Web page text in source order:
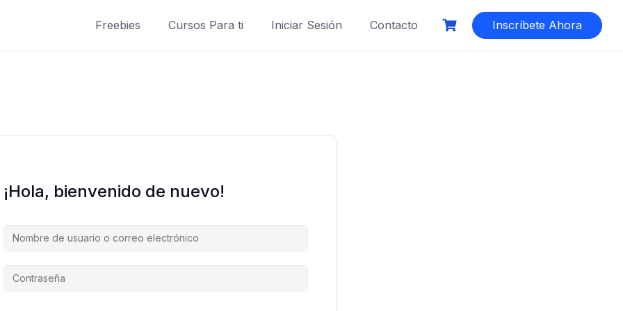
Freebies Cursos Para ti Iniciar Sesión Contacto Inscríbete Ahora
¡Hola, bienvenido de nuevo!